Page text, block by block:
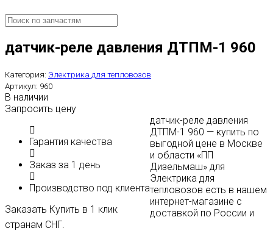
датчик-реле давления ДТПМ-1 960
Категория: Электрика для тепловозов
Артикул: 960
В наличии
Запросить цену
Гарантия качества
Заказ за 1 день
Производство под клиента
Заказать Купить в 1 клик
датчик-реле давления
ДТПМ-1 960 — купить по
выгодной цене в Москве
и области «ПП
Дизельмаш» для
Электрика для
тепловозов есть в нашем
интернет-магазине с
доставкой по России и
странам СНГ.